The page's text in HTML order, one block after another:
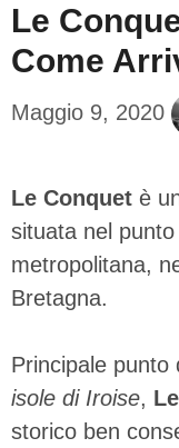
Le
Come
Maggio 9, 2020
Le Conquet è
situata nel
metropolitana,
Bretagna.
Principale punto
isole di Iroise,
storico ben